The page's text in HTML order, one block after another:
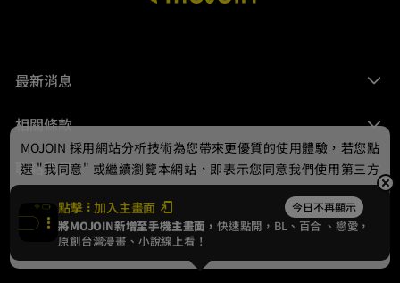
最新消息
相關條款
聯絡我們
© 2024 gamania Digital Entertainment Co., Ltd.
點擊 加入主畫面 今日不再顯示
將MOJOIN新增至手機主畫面，快速點開，BL、 百合 、戀愛，
原創台灣漫畫、小說線上看！
MOJOIN 採用網站分析技術為您帶來更優質的使用體驗，若您點
選 "我同意" 或繼續瀏覽本網站，即表示您同意我們使用第三方
Cookie，欲瞭解更多資訊請見隱私權政策。
我同意